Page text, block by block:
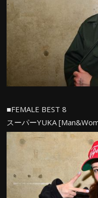
■FEMALE BEST 8
スーパーYUKA